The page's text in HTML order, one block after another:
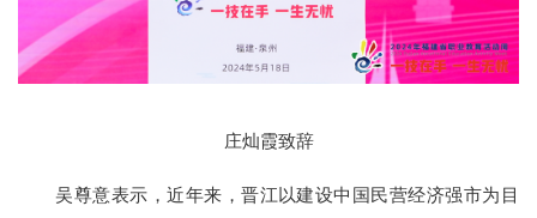
庄灿霞致辞
吴尊意表示，近年来，晋江以建设中国民营经济强市为目